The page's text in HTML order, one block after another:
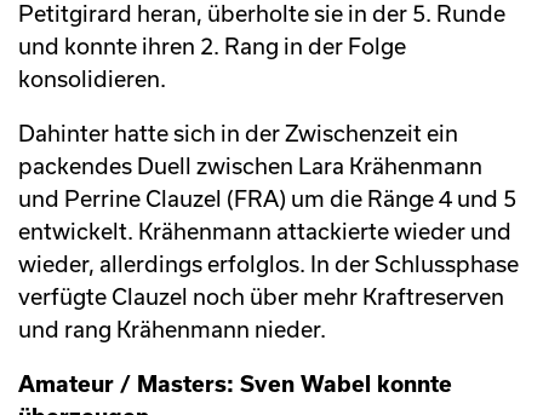
Petitgirard heran, überholte sie in der 5. Runde
und konnte ihren 2. Rang in der Folge
konsolidieren.
Dahinter hatte sich in der Zwischenzeit ein
packendes Duell zwischen Lara Krähenmann
und Perrine Clauzel (FRA) um die Ränge 4 und 5
entwickelt. Krähenmann attackierte wieder und
wieder, allerdings erfolglos. In der Schlussphase
verfügte Clauzel noch über mehr Kraftreserven
und rang Krähenmann nieder.
Amateur / Masters: Sven Wabel konnte